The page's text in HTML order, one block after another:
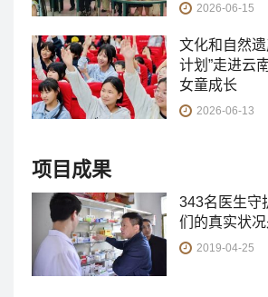
2026-06-15
文化和自然
计划”走进云
女童成长
2026-06-13
项目成果
343名医生守
们的真实状
2019-04-25